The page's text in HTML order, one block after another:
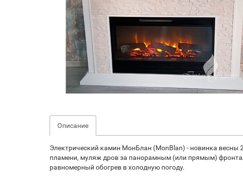
Описание
Электрический камин МонБлан (MonBlan) - новинка весны
пламени, муляж дров за панорамным (или прямым)
равномерный обогрев в холодную погоду.